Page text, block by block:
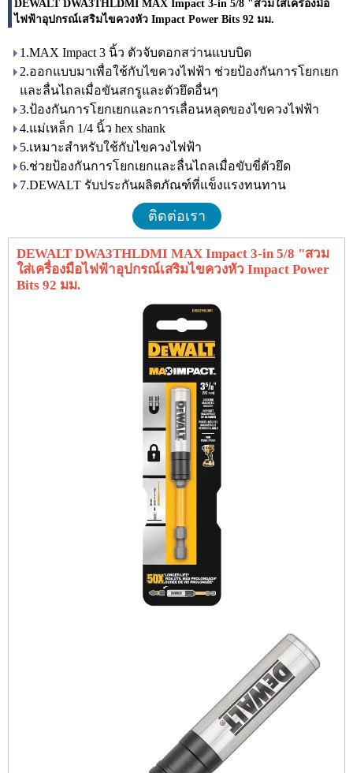
DEWALT DWA3THLDMI MAX Impact 3-in 5/8 "สวมใส่เครื่องมือ
ไฟฟ้าอุปกรณ์เสริมไขควงหัว Impact Power Bits 92 มม.
1.MAX Impact 3 นิ้ว ตัวจับดอกสว่านแบบบิด
2.ออกแบบมาเพื่อใช้กับไขควงไฟฟ้า ช่วยป้องกันการโยกเยก
และลื่นไถลเมื่อขันสกรูและตัวยึดอื่นๆ
3.ป้องกันการโยกเยกและการเลื่อนหลุดของไขควงไฟฟ้า
4.แม่เหล็ก 1/4 นิ้ว hex shank
5.เหมาะสำหรับใช้กับไขควงไฟฟ้า
6.ช่วยป้องกันการโยกเยกและลื่นไถลเมื่อขับขี่ตัวยึด
7.DEWALT รับประกันผลิตภัณฑ์ที่แข็งแรงทนทาน
ติดต่อเรา
DEWALT DWA3THLDMI MAX Impact 3-in 5/8 "สวม
ใส่เครื่องมือไฟฟ้าอุปกรณ์เสริมไขควงหัว Impact Power
Bits 92 มม.